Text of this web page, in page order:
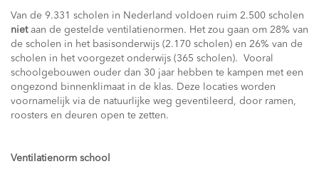
Van de 9.331 scholen in Nederland voldoen ruim 2.500 scholen
nietaan de gestelde ventilatienormen. Het zou gaan om 28% van
de scholen in het basisonderwijs (2.170 scholen) en 26% van de
scholen in het voorgezet onderwijs (365 scholen). Vooral
schoolgebouwen ouder dan 30 jaar hebben te kampen met een
ongezond binnenklimaat in de klas. Deze locaties worden
voornamelijk via de natuurlijke weg geventileerd, door ramen,
roosters en deuren open te zetten.
Ventilatienorm school